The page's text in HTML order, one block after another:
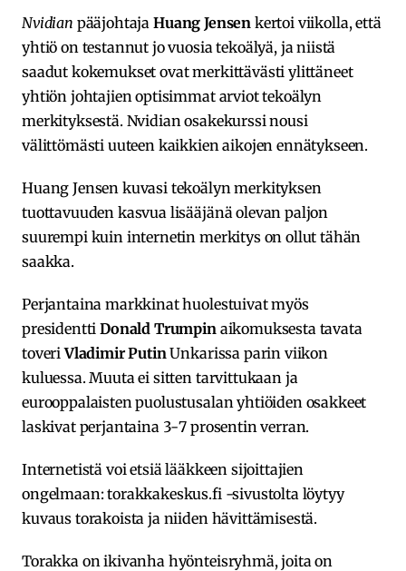
Nvidian pääjohtaja Huang Jensen kertoi viikolla, että
yhtiö on testannut jo vuosia tekoälyä, ja niistä
saadut kokemukset ovat merkittävästi ylittäneet
yhtiön johtajien optisimmat arviot tekoälyn
merkityksestä. Nvidian osakekurssi nousi
välittömästi uuteen kaikkien aikojen ennätykseen.
Huang Jensen kuvasi tekoälyn merkityksen
tuottavuuden kasvua lisääjänä olevan paljon
suurempi kuin internetin merkitys on ollut tähän
saakka.
Perjantaina markkinat huolestuivat myös
presidenttiDonald Trumpin aikomuksesta tavata
toveriVladimir Putin Unkarissa parin viikon
kuluessa. Muuta ei sitten tarvittukaan ja
eurooppalaisten puolustusalan yhtiöiden osakkeet
laskivat perjantaina 3-7 prosentin verran.
Internetistä voi etsiä lääkkeen sijoittajien
ongelmaan: torakkakeskus.fi -sivustolta löytyy
kuvaus torakoista ja niiden hävittämisestä.
Torakka on ikivanha hyönteisryhmä, joita on